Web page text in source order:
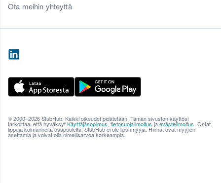
Ota meihin yhteyttä
© 2000–2026 StubHub. Kaikki oikeudet pidätetään. Tämän sivuston käyttösi
tarkoittaa, että hyväksytKäyttäjäsopimus ,tietosuojailmoitus jaevästeilmoitus . Ostat
lippuja kolmannelta osapuolelta; StubHub ei ole lipunmyyjä. Hinnat ovat myyjien
asettamia ja voivat olla nimellisarvoa korkeampia.